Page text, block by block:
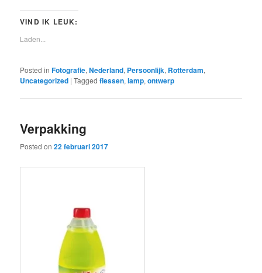
VIND IK LEUK:
Laden...
Posted in Fotografie,Nederland, Persoonlijk, Rotterdam,
Uncategorized |Tagged flessen,lamp,ontwerp
Verpakking
Posted on22 februari 2017